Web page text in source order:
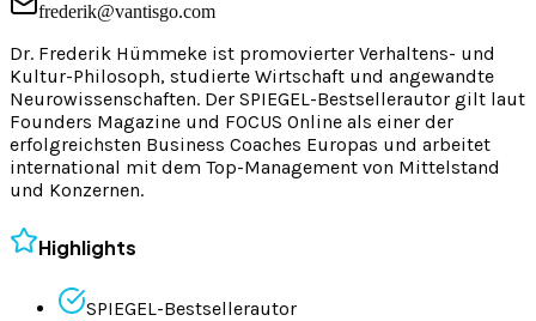
frederik@vantisgo.com
Dr. Frederik Hümmeke ist promovierter Verhaltens- und
Kultur-Philosoph, studierte Wirtschaft und angewandte
Neurowissenschaften. Der SPIEGEL-Bestsellerautor gilt laut
Founders Magazine und FOCUS Online als einer der
erfolgreichsten Business Coaches Europas und arbeitet
international mit dem Top-Management von Mittelstand
und Konzernen.
Highlights
SPIEGEL-Bestsellerautor